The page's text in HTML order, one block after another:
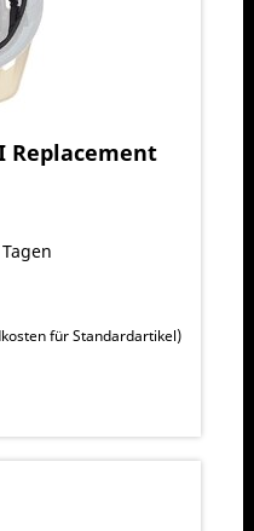
Replacement
für Standardartikel)